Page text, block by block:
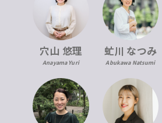
穴山 悠理
Anayama Yuri
虻川 なつみ
Abukawa Natsumi